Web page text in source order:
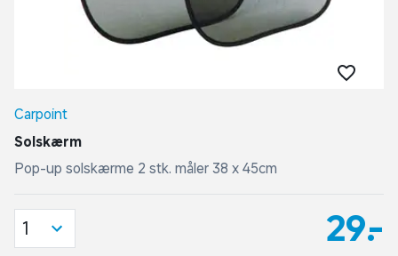
Carpoint
Solskærm
Pop-up solskærme 2 stk. måler 38 x 45cm
29,-
1